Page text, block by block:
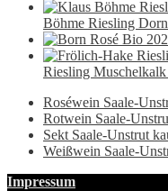
Böhme Riesling
Riesling Muschelkalk
Roséwein Saale-
Rotwein Saale-
Sekt Saale-Unstrut
Weißwein Saale-
Impressum